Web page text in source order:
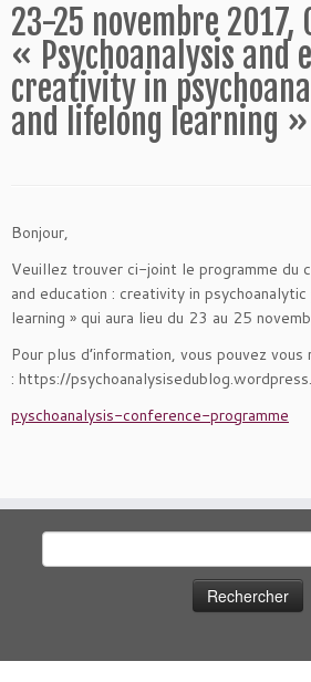
23-25 novembre 2017,
« Psychoanalysis and
creativity in
and lifelong learning »
Bonjour,
Veuillez trouver ci-joint le programme du
and education : creativity in
learning » qui aura lieu du 23 au 25
Pour plus d’information, vous pouvez
: https://
pyschoanalysis-conference-programme